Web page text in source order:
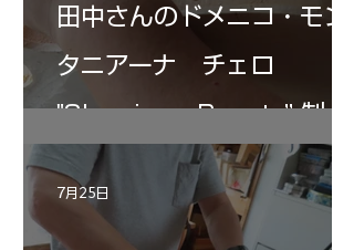
田中さんのドメニコ・モン
タニアーナ チェロ
"Sleeping・Beauty” 制作
記 30
7月25日